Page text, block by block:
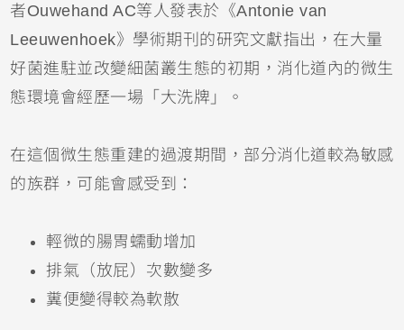
者Ouwehand AC等人發表於《Antonie van
Leeuwenhoek》學術期刊的研究文獻指出，在大量
好菌進駐並改變細菌叢生態的初期，消化道內的微生
態環境會經歷一場「大洗牌」。
在這個微生態重建的過渡期間，部分消化道較為敏感
的族群，可能會感受到：
輕微的腸胃蠕動增加
排氣（放屁）次數變多
糞便變得較為軟散